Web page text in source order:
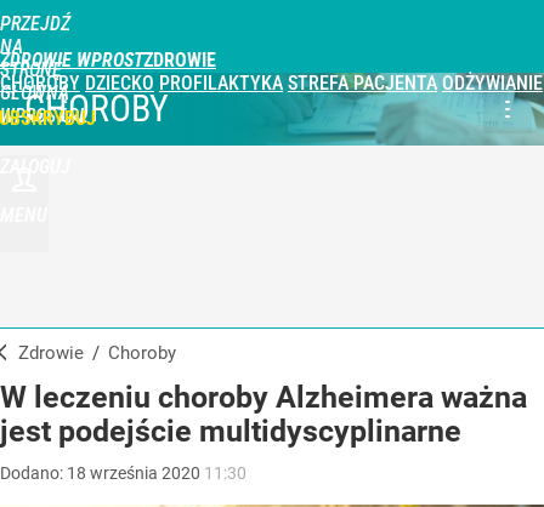
PRZEJDŹ
NA
STRONĘ
GŁÓWNĄ
WPROST.PL
ZDROWIE WPROST
CHOROBY DZIECKO PROFILAKTYKA STREFA PACJENTA ODŻYWIANIE
CHOROBY
Zdrowie / Choroby
W leczeniu choroby Alzheimera ważna
jest podejście multidyscyplinarne
Dodano: 18 września 2020 11:30